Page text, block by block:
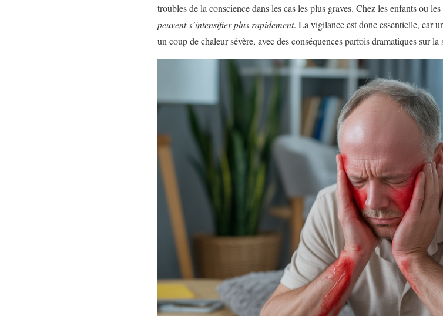
troubles de la conscience dans les cas les plus graves. Chez les enfants ou
peuvent s’intensifier plus rapidement. La vigilance est donc essentielle, car
un coup de chaleur sévère, avec des conséquences parfois dramatiques sur la